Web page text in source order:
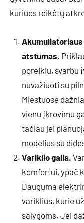
kuriuos reikėtų
atstumas.
poreikių, svarbu
nuvažiuoti su
Miestuose
vienu įkrovimu
tačiau jei
modelius su
Variklio galia.
komfortui, ypač
Dauguma
variklius, kurie
sąlygoms. Jei